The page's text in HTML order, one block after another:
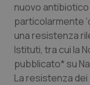
Emilia-
Friuli
Lazio
Dermatite
Diabete &
nuovo
particolarmente
una resistenza
Istituti, tra cui la
pubblicato* su
La resistenza